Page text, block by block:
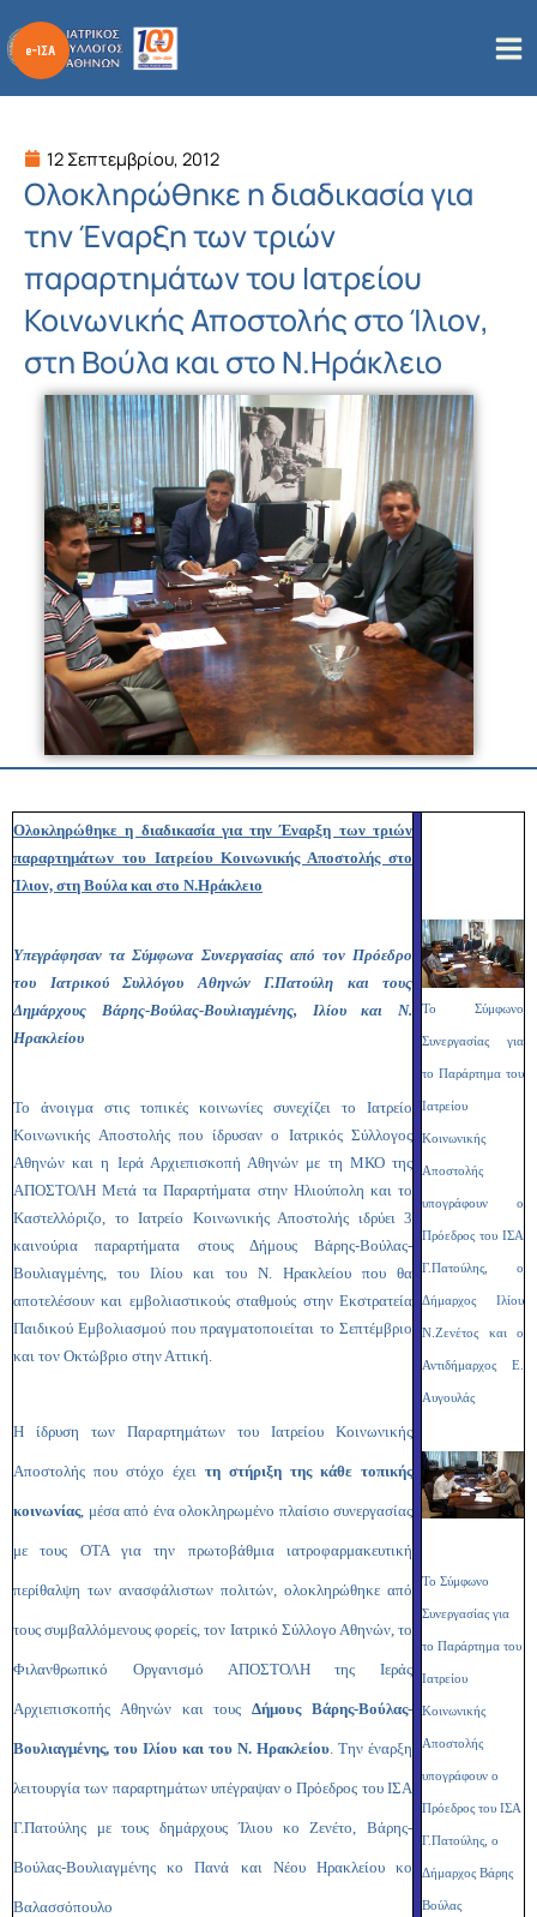
στο
περιεχόμενο
12 Σεπτεμβρίου, 2012
Ολοκληρώθηκε η διαδικασία για
την Έναρξη των τριών
παραρτημάτων του Ιατρείου
Κοινωνικής Αποστολής στο Ίλιον,
στη Βούλα και στο Ν.Ηράκλειο
Ολοκληρώθηκε η διαδικασία για την Έναρξη των τριών
παραρτημάτων του Ιατρείου Κοινωνικής Αποστολής στο
Ίλιον, στη Βούλα και στο Ν.Ηράκλειο
Υπεγράφησαν τα Σύμφωνα Συνεργασίας από τον Πρόεδρο
του Ιατρικού Συλλόγου Αθηνών Γ.Πατούλη και τους
Δημάρχους Βάρης-Βούλας-Βουλιαγμένης, Ιλίου και Ν.
Ηρακλείου
Το άνοιγμα στις τοπικές κοινωνίες συνεχίζει το Ιατρείο
Κοινωνικής Αποστολής που ίδρυσαν ο Ιατρικός Σύλλογος
Αθηνών και η Ιερά Αρχιεπισκοπή Αθηνών με τη ΜΚΟ της
ΑΠΟΣΤΟΛΗ Μετά τα Παραρτήματα στην Ηλιούπολη και το
Καστελλόριζο, το Ιατρείο Κοινωνικής Αποστολής ιδρύει 3
καινούρια παραρτήματα στους Δήμους Βάρης-Βούλας-
Βουλιαγμένης, του Ιλίου και του Ν. Ηρακλείου που θα
αποτελέσουν και εμβολιαστικούς σταθμούς στην Εκστρατεία
Παιδικού Εμβολιασμού που πραγματοποιείται το Σεπτέμβριο
και τον Οκτώβριο στην Αττική.
Η ίδρυση των Παραρτημάτων του Ιατρείου Κοινωνικής
Αποστολής που στόχο έχει τη στήριξη της κάθε τοπικής
κοινωνίας, μέσα από ένα ολοκληρωμένο πλαίσιο συνεργασίας
με τους ΟΤΑ για την πρωτοβάθμια ιατροφαρμακευτική
περίθαλψη των ανασφάλιστων πολιτών, ολοκληρώθηκε από
τους συμβαλλόμενους φορείς, τον Ιατρικό Σύλλογο Αθηνών, το
Φιλανθρωπικό Οργανισμό ΑΠΟΣΤΟΛΗ της Ιεράς
Αρχιεπισκοπής Αθηνών και τουςΔήμους Βάρης-Βούλας-
Βουλιαγμένης, του Ιλίου και του Ν. Ηρακλείου. Την έναρξη
λειτουργία των παραρτημάτων υπέγραψαν ο Πρόεδρος του ΙΣΑ
Γ.Πατούλης με τους δημάρχους Ίλιου κο Ζενέτο, Βάρης-
Βούλας-Βουλιαγμένης κο Πανά και Νέου Ηρακλείου κο
Βαλασσόπουλο
Το Σύμφωνο
Συνεργασίας για
το Παράρτημα του
Ιατρείου
Κοινωνικής
Αποστολής
υπογράφουν ο
Πρόεδρος του ΙΣΑ
Γ.Πατούλης, ο
Δήμαρχος Ιλίου
Ν.Ζενέτος και ο
Αντιδήμαρχος Ε.
Αυγουλάς
Το Σύμφωνο
Συνεργασίας για
το Παράρτημα του
Ιατρείου
Κοινωνικής
Αποστολής
υπογράφουν ο
Πρόεδρος του ΙΣΑ
Γ.Πατούλης, ο
Δήμαρχος Βάρης
Βούλας